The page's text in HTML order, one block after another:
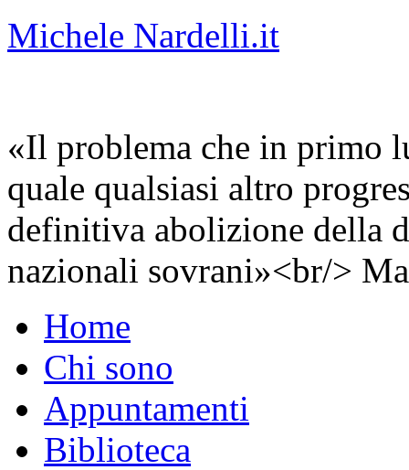
Michele Nardelli.it
«Il problema che in primo
quale qualsiasi altro
definitiva abolizione della
nazionali sovrani»<br/>
Home
Chi sono
Appuntamenti
Biblioteca